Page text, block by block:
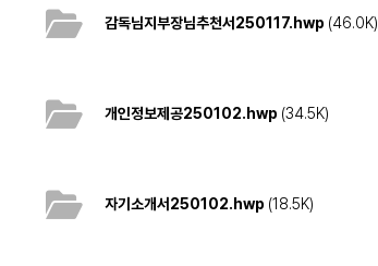
감독님지부장님추천서250117.hwp (46.0K)
개인정보제공250102.hwp (34.5K)
자기소개서250102.hwp (18.5K)